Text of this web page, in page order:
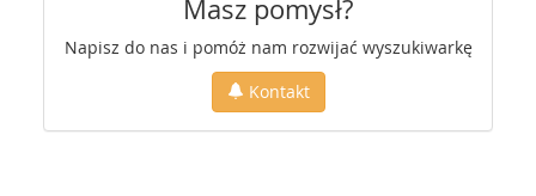
Masz pomysł?
Napisz do nas i pomóż nam rozwijać wyszukiwarkę
Kontakt